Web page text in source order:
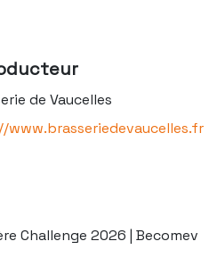
de Vaucelles
www.brasseriedevaucelles.fr
Challenge 2026 | Becomev